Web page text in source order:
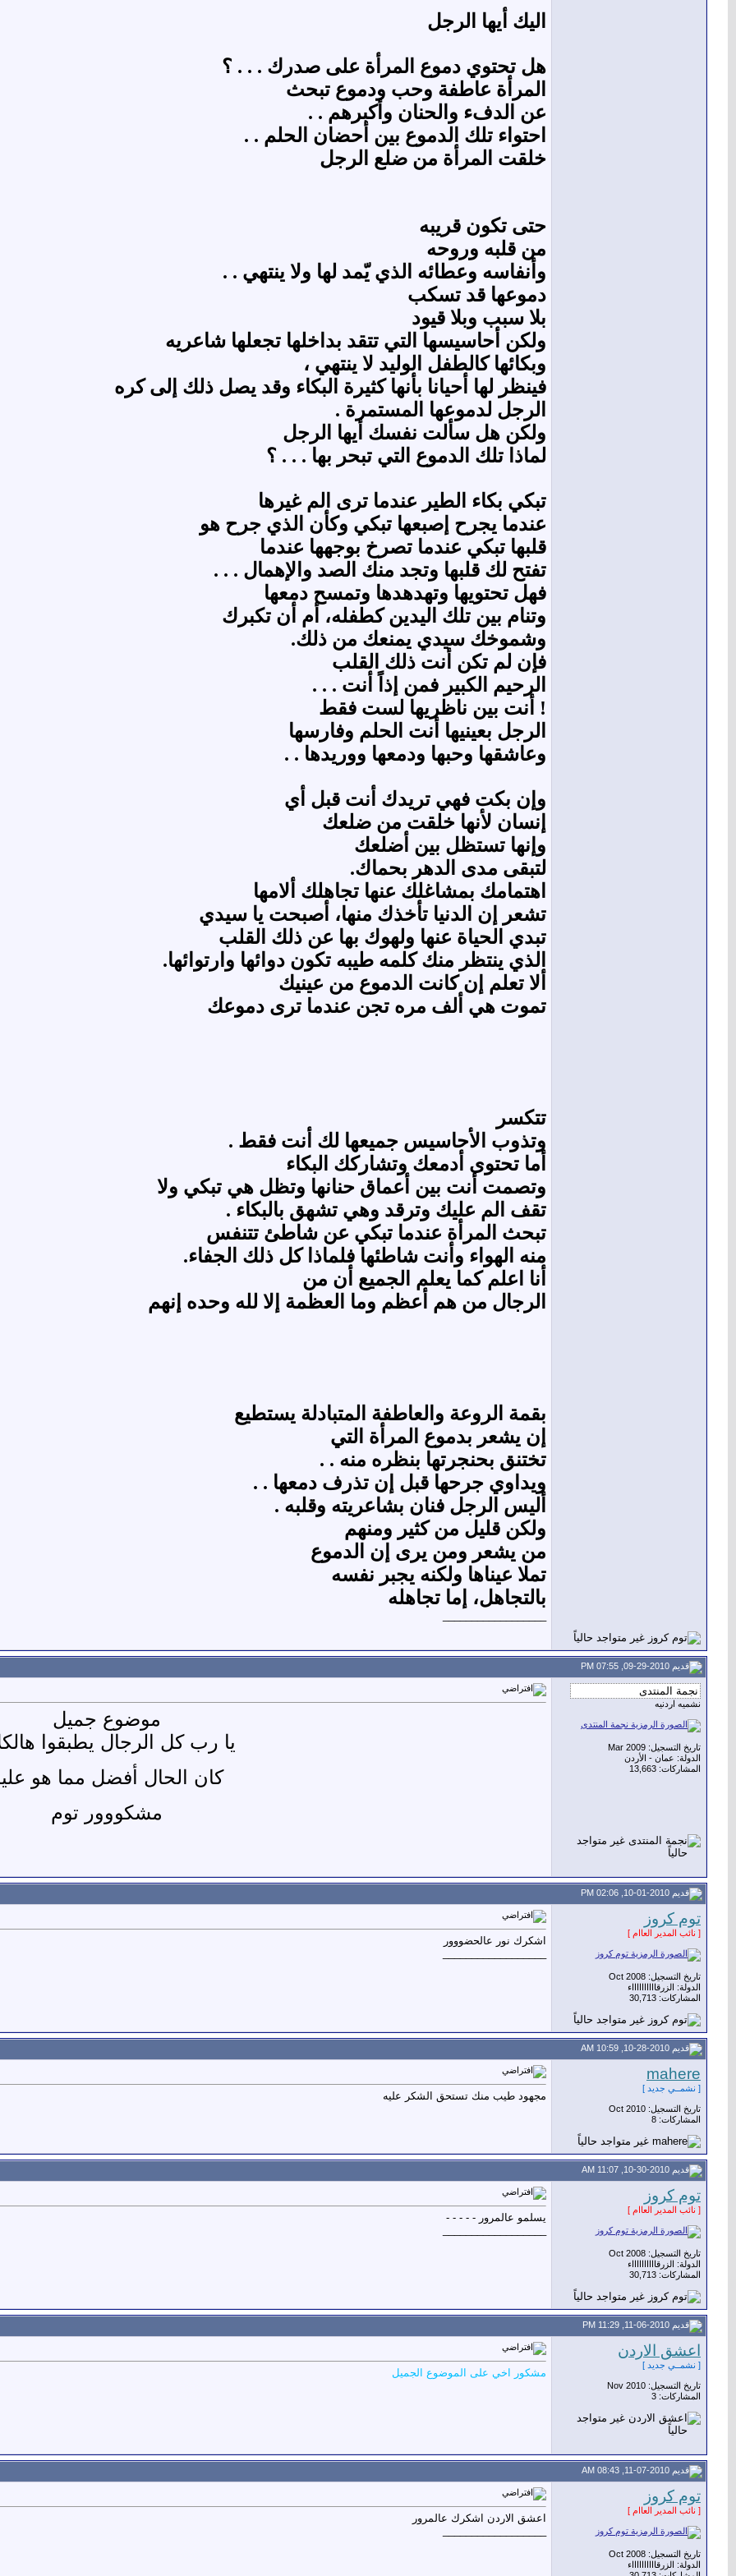
اليك أيها الرجل
هل تحتوي دموع المرأة على صدرك . . . ؟
المرأة عاطفة وحب ودموع تبحث
عن الدفء والحنان وأكبرهم . .
احتواء تلك الدموع بين أحضان الحلم . .
خلقت المرأة من ضلع الرجل
حتى تكون قريبه
من قلبه وروحه
وأنفاسه وعطائه الذي يّمد لها ولا ينتهي . .
دموعها قد تسكب
بلا سبب وبلا قيود
ولكن أحاسيسها التي تتقد بداخلها تجعلها شاعريه
وبكائها كالطفل الوليد لا ينتهي ،
فينظر لها أحيانا بأنها كثيرة البكاء وقد يصل ذلك إلى كره
الرجل لدموعها المستمرة .
ولكن هل سألت نفسك أيها الرجل
لماذا تلك الدموع التي تبحر بها . . . ؟
تبكي بكاء الطير عندما ترى الم غيرها
عندما يجرح إصبعها تبكي وكأن الذي جرح هو
قلبها تبكي عندما تصرخ بوجهها عندما
تفتح لك قلبها وتجد منك الصد والإهمال . . .
فهل تحتويها وتهدهدها وتمسح دمعها
وتنام بين تلك اليدين كطفله، أم أن تكبرك
وشموخك سيدي يمنعك من ذلك.
فإن لم تكن أنت ذلك القلب
الرحيم الكبير فمن إذاً أنت . . .
! أنت بين ناظريها لست فقط
الرجل بعينيها أنت الحلم وفارسها
وعاشقها وحبها ودمعها ووريدها . .
وإن بكت فهي تريدك أنت قبل أي
إنسان لأنها خلقت من ضلعك
وإنها تستظل بين أضلعك
لتبقى مدى الدهر بحماك.
اهتمامك بمشاغلك عنها تجاهلك ألامها
تشعر إن الدنيا تأخذك منها، أصبحت يا سيدي
تبدي الحياة عنها ولهوك بها عن ذلك القلب
الذي ينتظر منك كلمه طيبه تكون دوائها وارتوائها.
ألا تعلم إن كانت الدموع من عينيك
تموت هي ألف مره تجن عندما ترى دموعك
تتكسر
وتذوب الأحاسيس جميعها لك أنت فقط .
أما تحتوى أدمعك وتشاركك البكاء
وتصمت أنت بين أعماق حنانها وتظل هي تبكي ولا
تقف الم عليك وترقد وهي تشهق بالبكاء .
تبحث المرأة عندما تبكي عن شاطئ تتنفس
منه الهواء وأنت شاطئها فلماذا كل ذلك الجفاء.
أنا اعلم كما يعلم الجميع أن من
الرجال من هم أعظم وما العظمة إلا لله وحده إنهم
بقمة الروعة والعاطفة المتبادلة يستطيع
إن يشعر بدموع المرأة التي
تختنق بحنجرتها بنظره منه . .
ويداوي جرحها قبل إن تذرف دمعها . .
أليس الرجل فنان بشاعريته وقلبه .
ولكن قليل من كثير ومنهم
من يشعر ومن يرى إن الدموع
تملا عيناها ولكنه يجبر نفسه
بالتجاهل، إما تجاهله
نشميه اردنيه
تاريخ التسجيل: Mar 2009
الدولة: عمان - الأردن
المشاركات: 13,663
موضوع جميل
يا رب كل الرجال يطبقوا
كان الحال أفضل مما هو
مشكووور توم
توم كروز
[ نائب المدير العاام ]
تاريخ التسجيل: Oct 2008
الدولة: الزرقااااااااااء
المشاركات: 30,713
اشكرك نور عالحضووور
mahere
[ نشمــي جديد ]
تاريخ التسجيل: Oct 2010
المشاركات: 8
مجهود طيب منك تستحق الشكر عليه
توم كروز
[ نائب المدير العاام ]
تاريخ التسجيل: Oct 2008
الدولة: الزرقااااااااااء
المشاركات: 30,713
يسلمو عالمرور - - - - -
اعشق الاردن
[ نشمــي جديد ]
تاريخ التسجيل: Nov 2010
المشاركات: 3
مشكور اخي على الموضوع الجميل
توم كروز
[ نائب المدير العاام ]
تاريخ التسجيل: Oct 2008
الدولة: الزرقااااااااااء
اعشق الاردن اشكرك عالمرور